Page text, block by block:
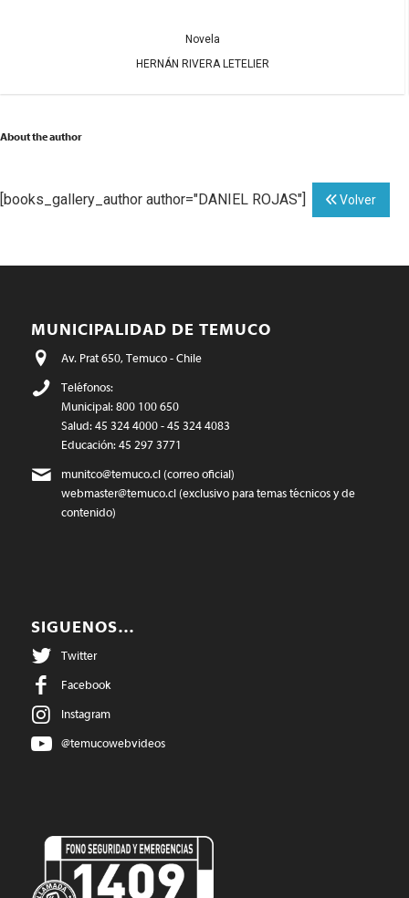
Novela
HERNÁN RIVERA LETELIER
About the author
[books_gallery_author author="DANIEL ROJAS"] Volver
MUNICIPALIDAD DE TEMUCO
Av. Prat 650, Temuco - Chile
Teléfonos:
Municipal: 800 100 650
Salud: 45 324 4000 - 45 324 4083
Educación: 45 297 3771
munitco@temuco.cl(correo oficial)
webmaster@temuco.cl(exclusivo para temas técnicos y de
contenido)
SIGUENOS…
Twitter
Facebook
Instagram
@temucowebvideos